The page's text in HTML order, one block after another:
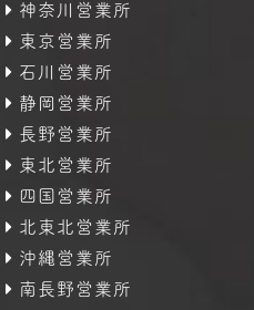
神奈川営業所
東京営業所
石川営業所
静岡営業所
長野営業所
東北営業所
四国営業所
北東北営業所
沖縄営業所
南長野営業所